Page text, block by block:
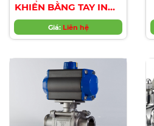
KHIỂN BẰNG TAY INOX
304, 316, DIAPHRAGM
VALVE, VAN MÀNG
THỰC PHẨM, VAN
VAN MÀNG VI SINH
Giá: Liên hệ